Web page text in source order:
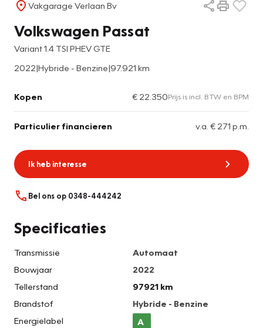
Vakgarage Verlaan Bv
Volkswagen Passat
Variant 1.4 TSI PHEV GTE
2022|Hybride - Benzine|97.921 km
Kopen € 22.350Prijs is incl. BTW en BPM
Particulier financieren v.a. € 271 p.m.
Ik heb interesse
Bel ons op 0348-444242
Specificaties
Transmissie
Automaat
Bouwjaar
2022
Tellerstand
97921 km
Brandstof
Hybride - Benzine
Energielabel
A